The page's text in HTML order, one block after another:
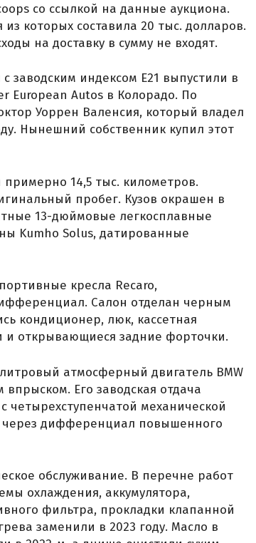
со ссылкой на данные аукциона.
из которых составила 20 тыс. долларов.
на доставку в сумму не входят.
заводским индексом E21 выпустили в
European Autos в Колорадо. По
Уоррен Валенсия, который владел
Нынешний собственник купил этот
14,5 тыс. километров.
пробег. Кузов окрашен в
13-дюймовые легкосплавные
Kumho Solus, датированные
кресла Recaro,
Салон отделан черным
кондиционер, люк, кассетная
и открывающиеся задние форточки.
атмосферный двигатель BMW
Его заводская отдача
четырехступенчатой механической
через дифференциал повышенного
обслуживание. В перечне работ
охлаждения, аккумулятора,
фильтра, прокладки клапанной
заменили в 2023 году. Масло в